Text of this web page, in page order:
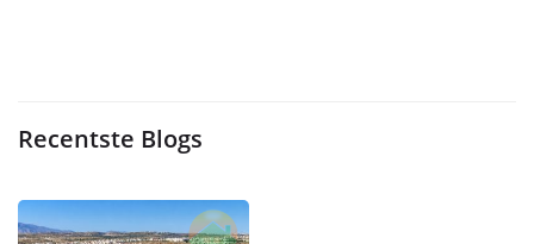
Recentste Blogs